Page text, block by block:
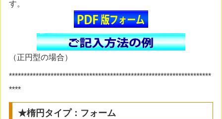
す。
（正円型の場合）
********************************************************************
****
★楕円タイプ：フォーム